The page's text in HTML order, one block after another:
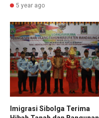
5 year ago
Imigrasi Sibolga Terima